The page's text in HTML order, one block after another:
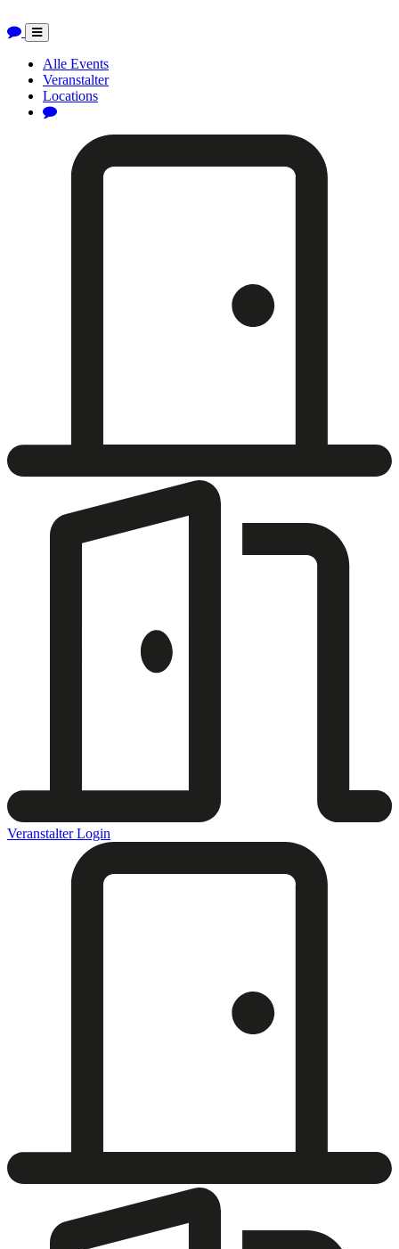
Toggle
navigation
Alle Events
Veranstalter
Locations
Veranstalter Login